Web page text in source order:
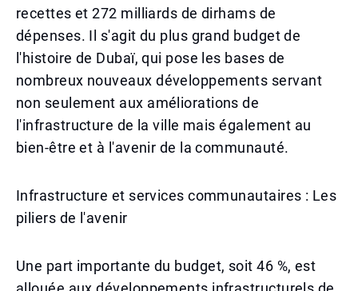
recettes et 272 milliards de dirhams de
dépenses. Il s'agit du plus grand budget de
l'histoire de Dubaï, qui pose les bases de
nombreux nouveaux développements servant
non seulement aux améliorations de
l'infrastructure de la ville mais également au
bien-être et à l'avenir de la communauté.
Infrastructure et services communautaires : Les
piliers de l'avenir
Une part importante du budget, soit 46 %, est